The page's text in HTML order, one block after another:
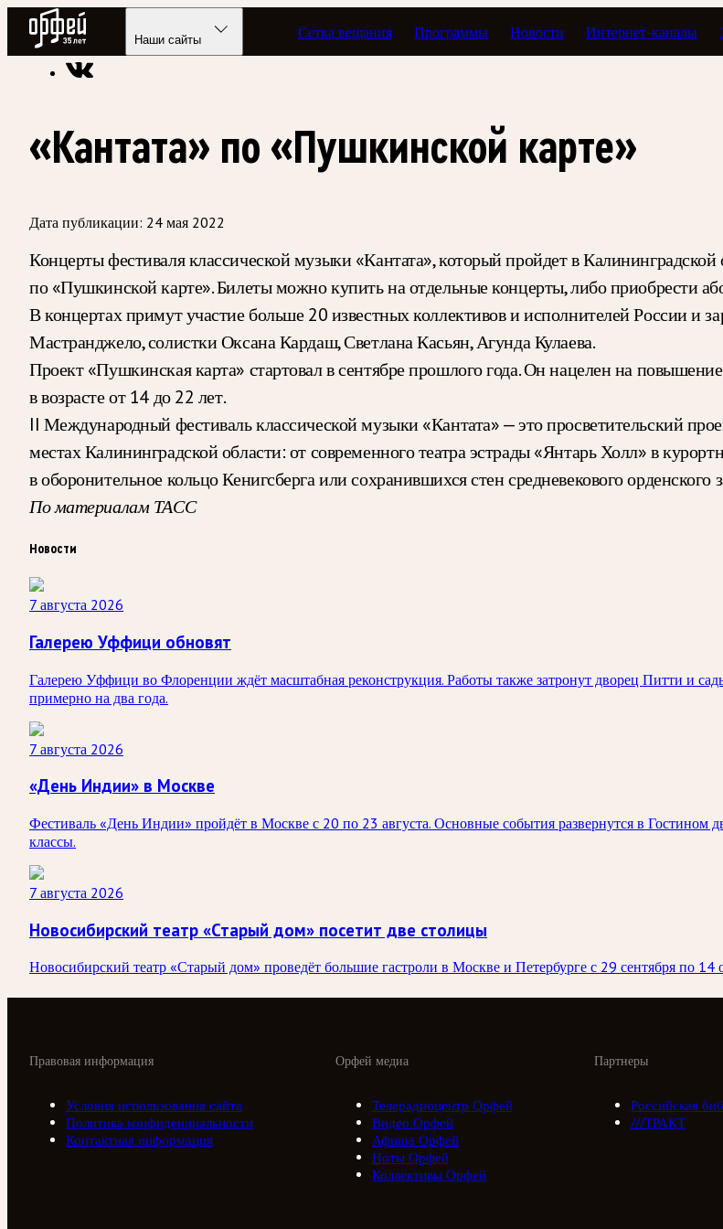
Радио Орфей
Наши сайты Сетка вещания Программы Новости Интернет-каналы
Радио классической музыки «Орфей» Новости
«Кантата» по «Пушкинской карте»
Дата публикации: 24 мая 2022
Концерты фестиваля классической музыки «Кантата», который пройдет в
по «Пушкинской карте». Билеты можно купить на отдельные концерты, либо приобрести
В концертах примут участие больше 20 известных коллективов и исполнителей России
Мастранджело, солистки Оксана Кардаш, Светлана Касьян, Агунда Кулаева.
Проект «Пушкинская карта» стартовал в сентябре прошлого года. Он нацелен на
в возрасте от 14 до 22 лет.
II Международный фестиваль классической музыки «Кантата» — это просветительский
местах Калининградской области: от современного театра эстрады «Янтарь Холл» в
в оборонительное кольцо Кенигсберга или сохранившихся стен средневекового орденского
По материалам ТАСС
Новости
7 августа 2026
Галерею Уффици обновят
Галерею Уффици во Флоренции ждёт масштабная реконструкция. Работы также затронут дворец Питти и
примерно на два года.
7 августа 2026
«День Индии» в Москве
Фестиваль «День Индии» пройдёт в Москве с 20 по 23 августа. Основные события развернутся в Гостином
классы.
7 августа 2026
Новосибирский театр «Старый дом» посетит две столицы
Новосибирский театр «Старый дом» проведёт большие гастроли в Москве и Петербурге с 29 сентября по 14
Орфей медиа
Телерадиоцентр Орфей
Видео Орфей
Афиша Орфей
Ноты Орфей
Коллективы Орфей
Партнеры
Российская
///ТРАКТ
Правовая информация
Условия использования сайта
Политика конфиденциальности
Контактная информация